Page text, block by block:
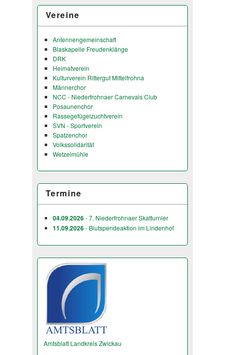
Vereine
Antennengemeinschaft
Blaskapelle Freudenklänge
DRK
Heimatverein
Kulturverein Rittergut Mittelfrohna
Männerchor
NCC - Niederfrohnaer Carnevals Club
Posaunenchor
Rassegefügelzuchtverein
SVN - Sportverein
Spatzenchor
Volkssolidarität
Wetzelmühle
Termine
04.09.2026- 7. Niederfrohnaer Skatturnier
11.09.2026- Blutspendeaktion im Lindenhof
Amtsblatt Landkreis Zwickau